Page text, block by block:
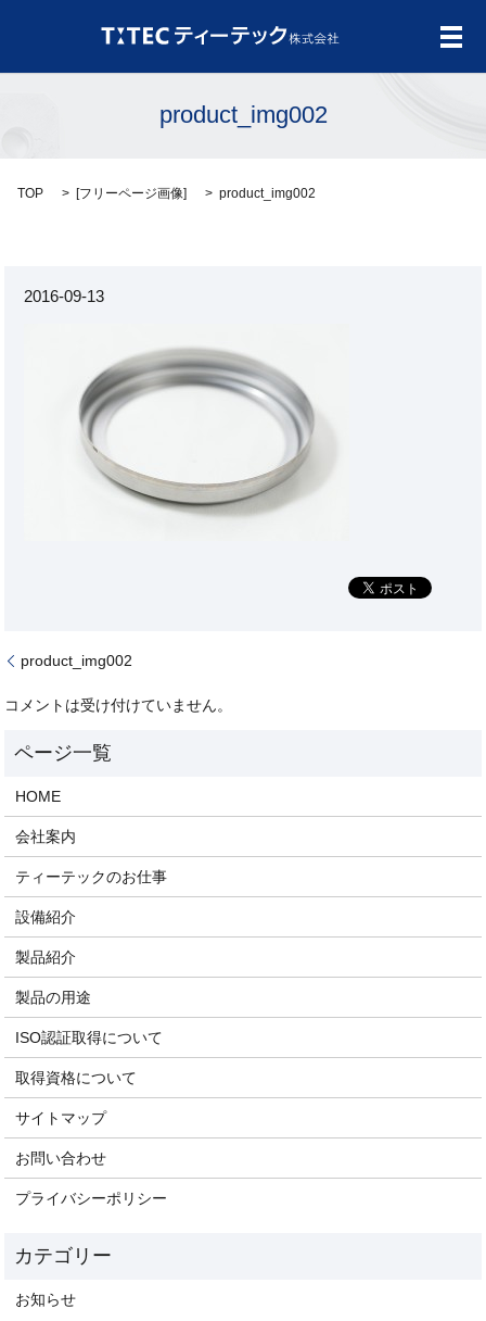
メ
product_img002
TOP [フリーページ画像] product_img002
2016-09-13
product_img002
コメントは受け付けていません。
HOME
会社案内
ティーテックのお仕事
設備紹介
製品紹介
製品の用途
ISO認証取得について
取得資格について
サイトマップ
お問い合わせ
プライバシーポリシー
お知らせ